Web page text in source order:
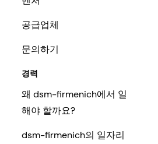
공급업체
문의하기
경력
왜 dsm-firmenich에서 일
해야 할까요?
dsm-firmenich의 일자리